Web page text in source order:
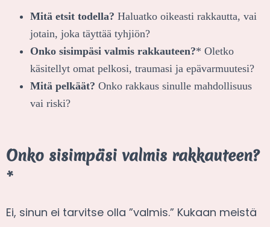
Mitä etsit todella? Haluatko oikeasti rakkautta, vai
jotain, joka täyttää tyhjiön?
Onko sisimpäsi valmis rakkauteen?* Oletko
käsitellyt omat pelkosi, traumasi ja epävarmuutesi?
Mitä pelkäät? Onko rakkaus sinulle mahdollisuus
vai riski?
Onko sisimpäsi valmis rakkauteen?
*
Ei, sinun ei tarvitse olla ”valmis.” Kukaan meistä